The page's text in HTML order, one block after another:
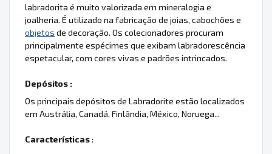
labradorita é muito valorizada em mineralogia e
joalheria. É utilizado na fabricação de joias, cabochões e
objetos de decoração. Os colecionadores procuram
principalmente espécimes que exibam labradorescência
espetacular, com cores vivas e padrões intrincados.
Depósitos :
Os principais depósitos de Labradorite estão localizados
em Austrália, Canadá, Finlândia, México, Noruega...
Características: